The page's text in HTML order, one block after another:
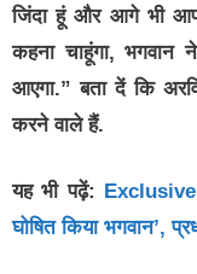
जिंदा हूं और आगे भी
कहना चाहूंगा, भगवान
आएगा.” बता दें कि
करने वाले हैं.
यह भी पढ़ें:
घोषित किया भगवान’,